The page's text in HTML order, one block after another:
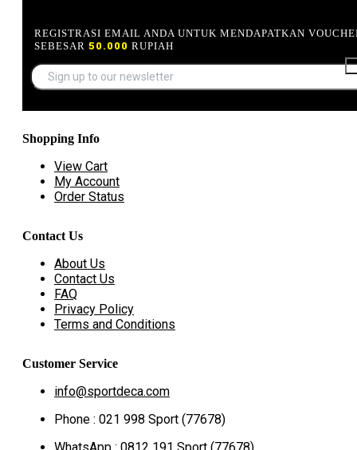
REGISTRASI EMAIL ANDA UNTUK MENDAPATKAN
SEBESAR 50.000 RUPIAH
Shopping Info
View Cart
My Account
Order Status
Contact Us
About Us
Contact Us
FAQ
Privacy Policy
Terms and Conditions
Customer Service
info@sportdeca.com
Phone : 021 998 Sport (77678)
WhatsApp : 0812 191 Sport (77678)